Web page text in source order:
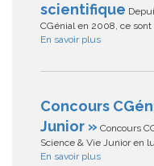
scientifique
CGénial en 2008, ce
En savoir plus
Concours
Junior » Concours
Science & Vie Junior en
En savoir plus